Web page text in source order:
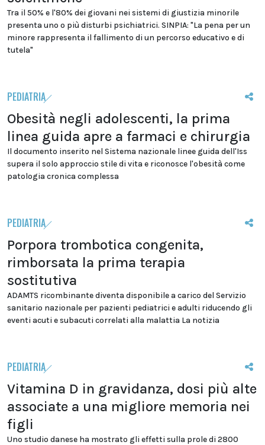
Tra il 50% e l'80% dei giovani nei sistemi di giustizia minorile
presenta uno o più disturbi psichiatrici. SINPIA: "La pena per un
minore rappresenta il fallimento di un percorso educativo e di
tutela"
PEDIATRIA
Obesità negli adolescenti, la prima
linea guida apre a farmaci e chirurgia
Il documento inserito nel Sistema nazionale linee guida dell'Iss
supera il solo approccio stile di vita e riconosce l'obesità come
patologia cronica complessa
PEDIATRIA
Porpora trombotica congenita,
rimborsata la prima terapia
sostitutiva
ADAMTS ricombinante diventa disponibile a carico del Servizio
sanitario nazionale per pazienti pediatrici e adulti riducendo gli
eventi acuti e subacuti correlati alla malattia La notizia
PEDIATRIA
Vitamina D in gravidanza, dosi più alte
associate a una migliore memoria nei
figli
Uno studio danese ha mostrato gli effetti sulla prole di 2800